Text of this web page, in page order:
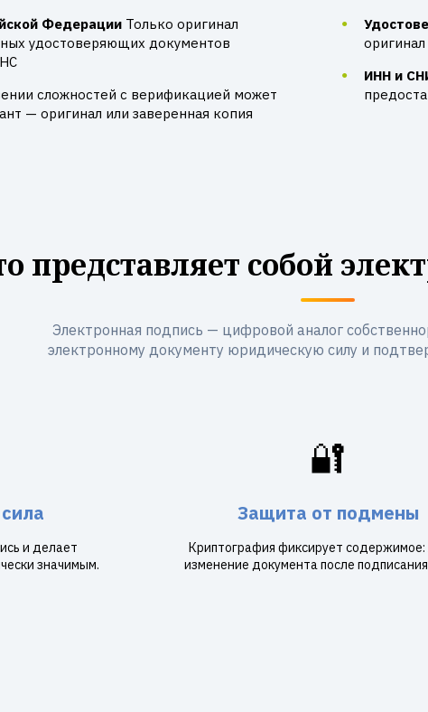
Федерации Только оригинал
удостоверяющих документов
сложностей с верификацией может
— оригинал или заверенная копия
ИНН и
представляет собой
Электронная подпись — цифровой аналог
электронному документу юридическую силу и
и делает
значимым.
🔐
Защита от подмены
Криптография фиксирует
изменение документа после